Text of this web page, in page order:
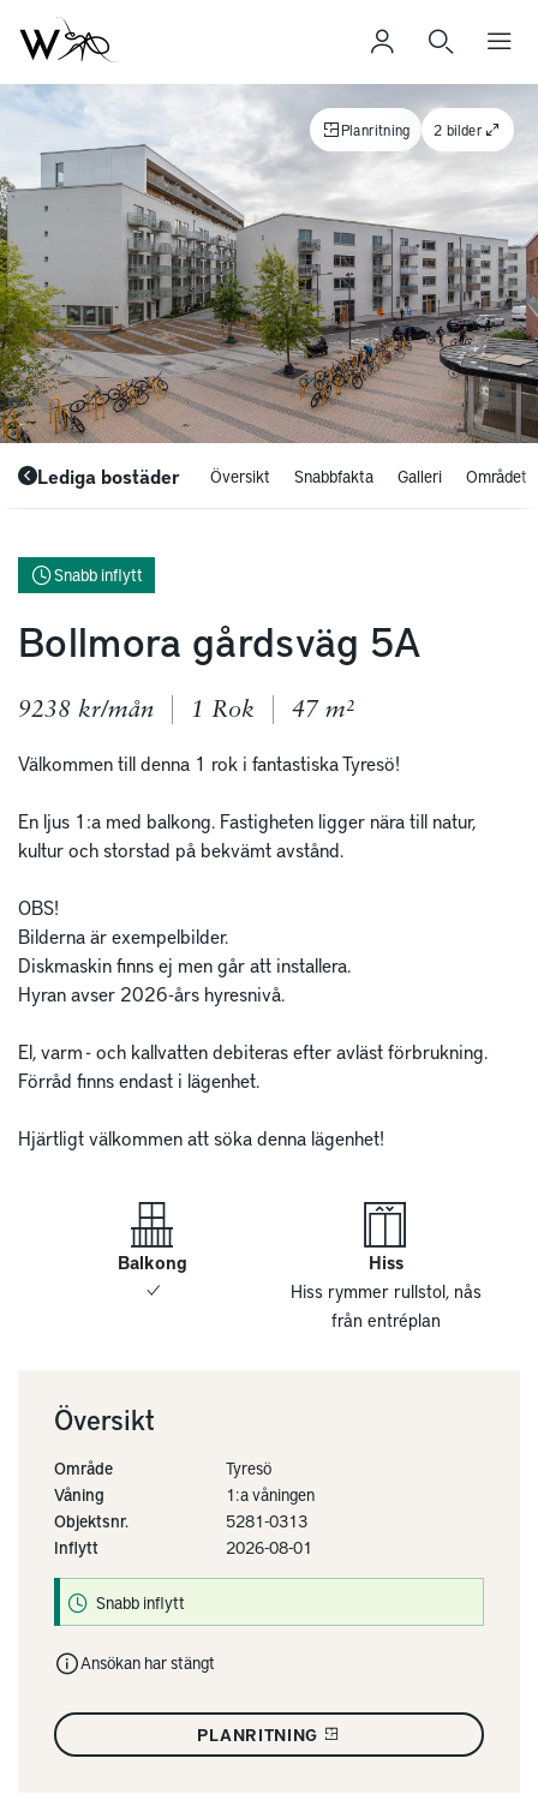
Planritning 2 bilder
Lediga bostäder Översikt Snabbfakta Galleri Området
Snabb inflytt
Bollmora gårdsväg 5A
9238 kr/mån 1 Rok 47 m²
Välkommen till denna 1 rok i fantastiska Tyresö!
En ljus 1:a med balkong. Fastigheten ligger nära till natur,
kultur och storstad på bekvämt avstånd.
OBS!
Bilderna är exempelbilder.
Diskmaskin finns ej men går att installera.
Hyran avser 2026-års hyresnivå.
El, varm - och kallvatten debiteras efter avläst förbrukning.
Förråd finns endast i lägenhet.
Hjärtligt välkommen att söka denna lägenhet!
Balkong
Hiss
Hiss rymmer rullstol, nås
från entréplan
Översikt
Område
Tyresö
Våning
1:a våningen
Objektsnr.
5281-0313
Inflytt
2026-08-01
Snabb inflytt
Ansökan har stängt
PLANRITNING